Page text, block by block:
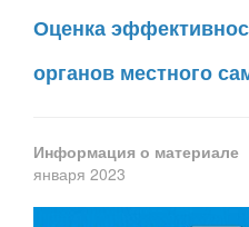
Оценка
органов местного
Информация о материале
января 2023